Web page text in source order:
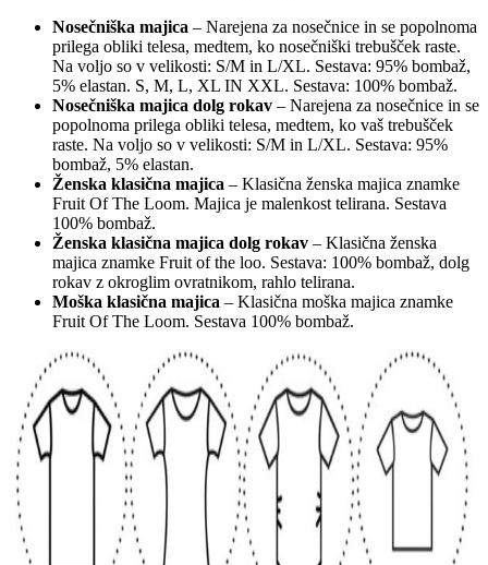
Nosečniška majica – Narejena za nosečnice in se popolnoma
prilega obliki telesa, medtem, ko nosečniški trebušček raste.
Na voljo so v velikosti: S/M in L/XL. Sestava: 95% bombaž,
5% elastan. S, M, L, XL IN XXL. Sestava: 100% bombaž.
Nosečniška majica dolg rokav – Narejena za nosečnice in se
popolnoma prilega obliki telesa, medtem, ko vaš trebušček
raste. Na voljo so v velikosti: S/M in L/XL. Sestava: 95%
bombaž, 5% elastan.
Ženska klasična majica – Klasična ženska majica znamke
Fruit Of The Loom. Majica je malenkost telirana. Sestava
100% bombaž.
Ženska klasična majica dolg rokav – Klasična ženska
majica znamke Fruit of the loo. Sestava: 100% bombaž, dolg
rokav z okroglim ovratnikom, rahlo telirana.
Moška klasična majica – Klasična moška majica znamke
Fruit Of The Loom. Sestava 100% bombaž.